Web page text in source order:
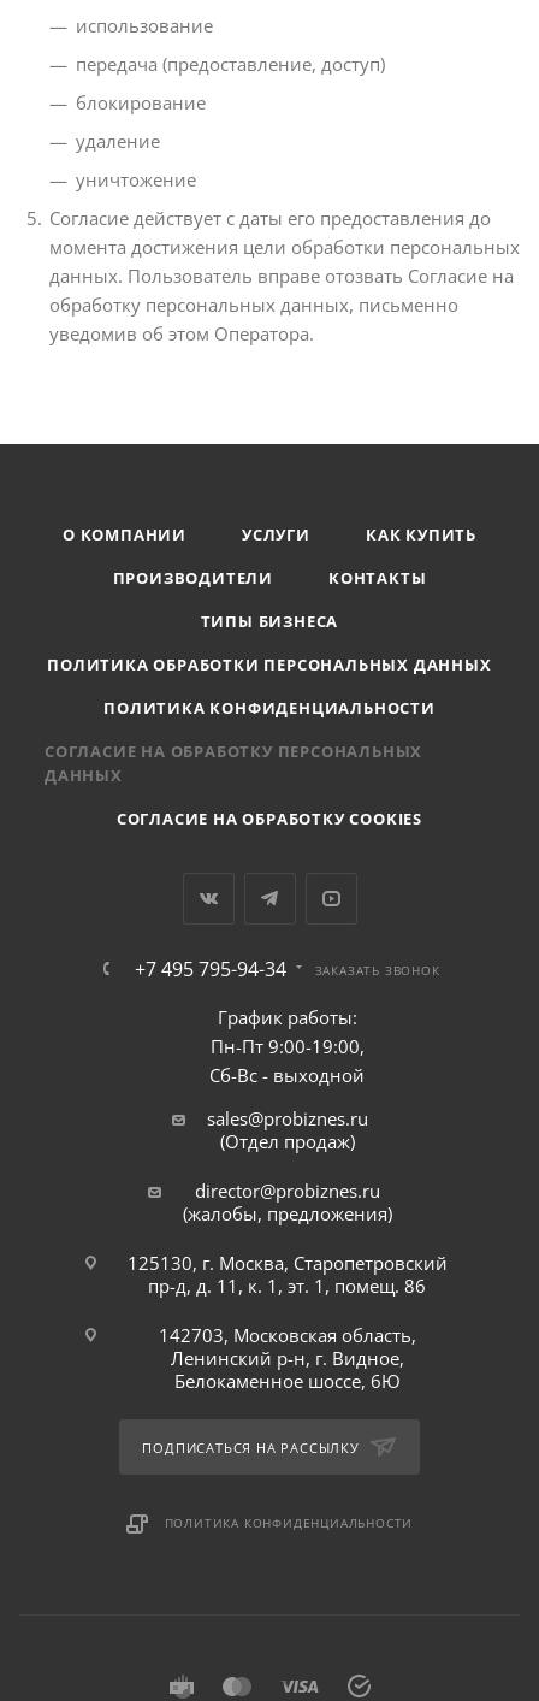
использование
передача (предоставление, доступ)
блокирование
удаление
уничтожение
Согласие действует с даты его предоставления до
момента достижения цели обработки персональных
данных. Пользователь вправе отозвать Согласие на
обработку персональных данных, письменно
уведомив об этом Оператора.
О КОМПАНИИ УСЛУГИ
КАК КУПИТЬ
ПРОИЗВОДИТЕЛИ
КОНТАКТЫ
ТИПЫ БИЗНЕСА
ПОЛИТИКА ОБРАБОТКИ ПЕРСОНАЛЬНЫХ ДАННЫХ
ПОЛИТИКА КОНФИДЕНЦИАЛЬНОСТИ
СОГЛАСИЕ НА ОБРАБОТКУ ПЕРСОНАЛЬНЫХ
ДАННЫХ
СОГЛАСИЕ НА ОБРАБОТКУ COOKIES
+7 495 795-94-34 ЗАКАЗАТЬ ЗВОНОК
График работы:
Пн-Пт 9:00-19:00,
Сб-Вс - выходной
sales@probiznes.ru
(Отдел продаж)
director@probiznes.ru
(жалобы, предложения)
125130, г. Москва, Старопетровский
пр-д, д. 11, к. 1, эт. 1, помещ. 86
142703, Московская область,
Ленинский р-н, г. Видное,
Белокаменное шоссе, 6Ю
ПОДПИСАТЬСЯ НА РАССЫЛКУ
ПОЛИТИКА КОНФИДЕНЦИАЛЬНОСТИ